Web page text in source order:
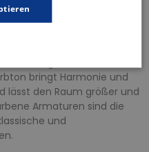
FIRA
Farbe Beige, die Ihrem
verleiht.
bringt Harmonie und
lässt den Raum größer und
Armaturen sind die
und